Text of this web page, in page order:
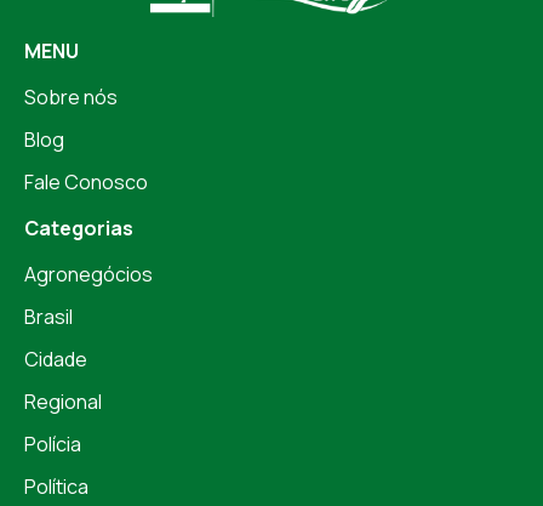
MENU
Sobre nós
Blog
Fale Conosco
Categorias
Agronegócios
Brasil
Cidade
Regional
Polícia
Política